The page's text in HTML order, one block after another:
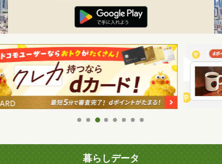
暮らしデータ